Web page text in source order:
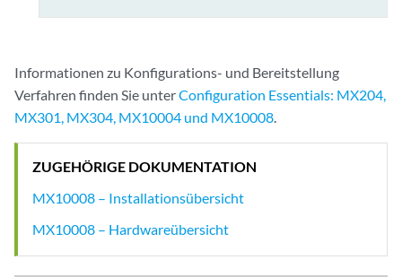
Informationen zu Konfigurations- und Bereitstellung
Verfahren finden Sie unterConfiguration Essentials: MX204,
MX301, MX304, MX10004 und MX10008.
ZUGEHÖRIGE DOKUMENTATION
MX10008 – Installationsübersicht
MX10008 – Hardwareübersicht